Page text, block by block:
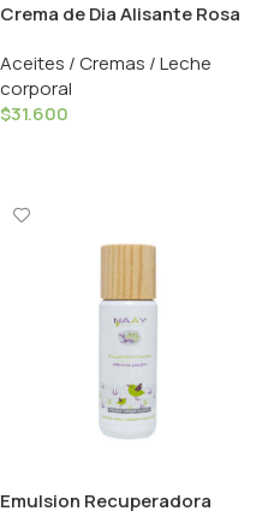
Crema de Dia Alisante Rosa
Weleda
Aceites / Cremas / Leche
corporal
$31.600
Emulsion Recuperadora